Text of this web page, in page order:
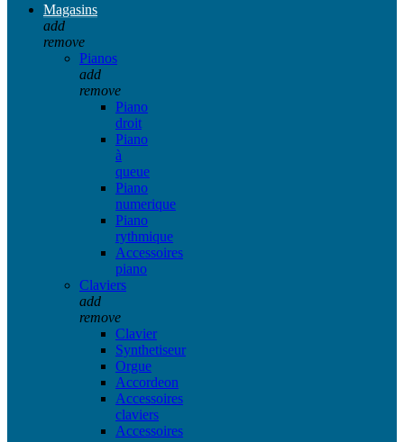
Magasins
add
remove
Pianos
add
remove
Piano
droit
Piano
à
queue
Piano
numerique
Piano
rythmique
Accessoires
piano
Claviers
add
remove
Clavier
Synthetiseur
Orgue
Accordeon
Accessoires
claviers
Accessoires